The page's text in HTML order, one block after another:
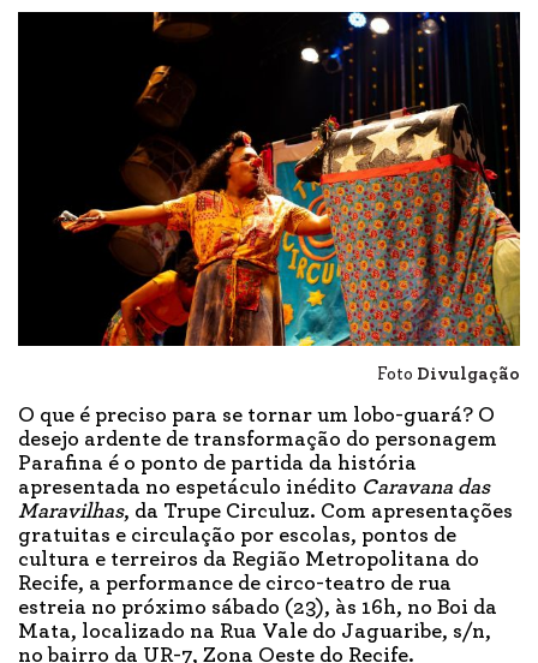
Foto Divulgação
O que é preciso para se tornar um lobo-guará? O
desejo ardente de transformação do personagem
Parafina é o ponto de partida da história
apresentada no espetáculo inédito Caravana das
Maravilhas, da Trupe Circuluz. Com apresentações
gratuitas e circulação por escolas, pontos de
cultura e terreiros da Região Metropolitana do
Recife, a performance de circo-teatro de rua
estreia no próximo sábado (23), às 16h, no Boi da
Mata, localizado na Rua Vale do Jaguaribe, s/n,
no bairro da UR-7, Zona Oeste do Recife.